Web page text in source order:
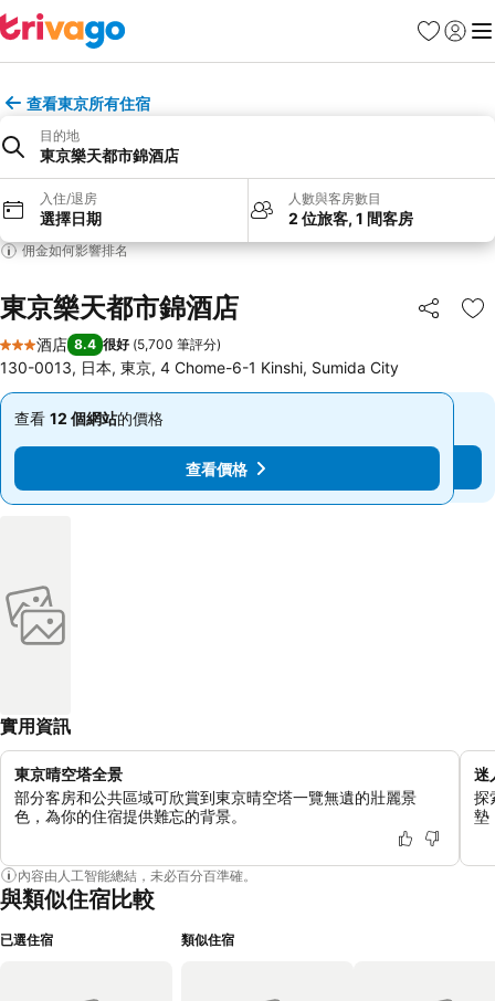
收藏夾
登入 選
查看東京所有住宿
目的地
東京樂天都市錦酒店
入住/退房
選擇日期
人數與客房數目
2 位旅客, 1 間客房
佣金如何影響排名
東京樂天都市錦酒店 分享
放
3 星級
酒店 8.4 很好 (5,700 筆評分)
130-0013, 日本, 東京, 4 Chome-6-1 Kinshi, Sumida City
查看 12 個網站的價格
至
查看價格
查看 12 個網站的價格
至
$586 查看價格
實用資訊
東京晴空塔全景
部分客房和公共區域可欣賞到東京晴空塔一覽無遺的壯麗景
色，為你的住宿提供難忘的背景。
迷
探
墊
內容由人工智能總結，未必百分百準確。
與類似住宿比較
已選住宿 類似住宿